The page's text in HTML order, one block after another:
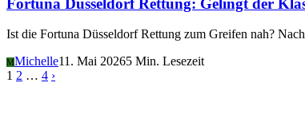
Ist die Fortuna Düsseldorf Rettung zum Greifen nah?
MMichelle11. Mai 20265 Min. Lesezeit
Beiträge-
1 2 … 4 ›